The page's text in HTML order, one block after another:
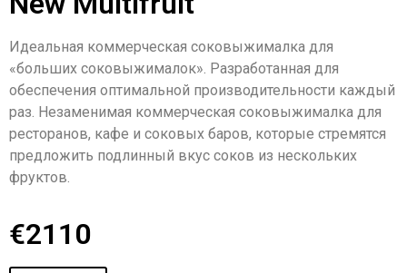
Идеальная коммерческая соковыжималка для
«больших соковыжималок». Разработанная для
обеспечения оптимальной производительности каждый
раз. Незаменимая коммерческая соковыжималка для
ресторанов, кафе и соковых баров, которые стремятся
предложить подлинный вкус соков из нескольких
фруктов.
€2110